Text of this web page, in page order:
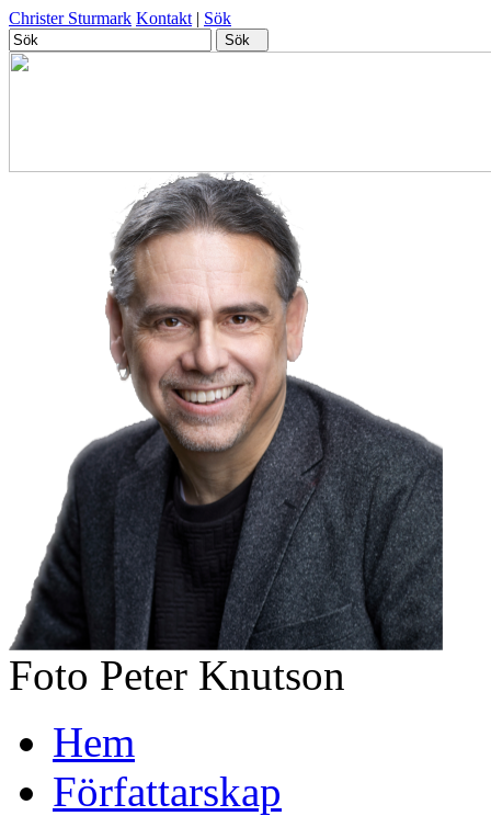
Christer Sturmark Kontakt | Sök
Foto Peter Knutson
Hem
Författarskap